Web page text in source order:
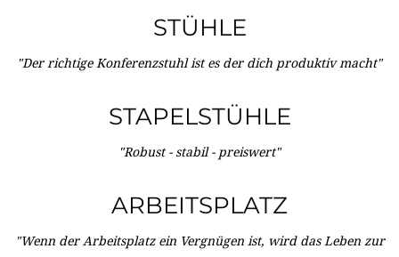
STÜHLE
"Der richtige Konferenzstuhl ist es der dich produktiv macht"
STAPELSTÜHLE
"Robust - stabil - preiswert"
ARBEITSPLATZ
"Wenn der Arbeitsplatz ein Vergnügen ist, wird das Leben zur